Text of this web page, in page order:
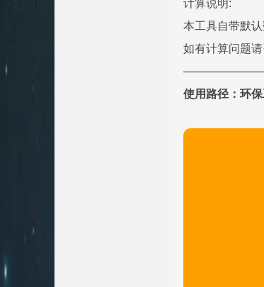
计算说明:
本工具自带默
如有计算问题
使用路径：环